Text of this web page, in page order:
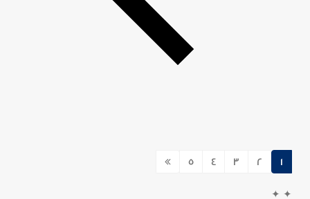
1
2
3
4
5
✦
✦